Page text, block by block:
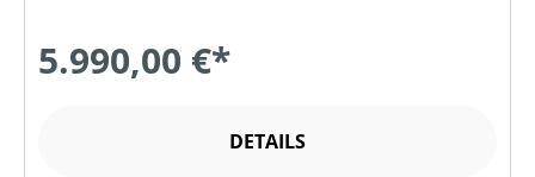
5.990,00 €*
DETAILS